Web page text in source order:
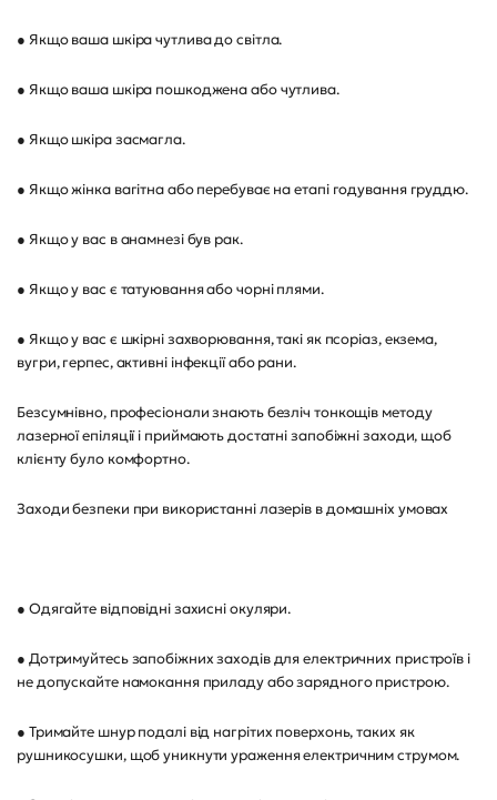
● Якщо ваша шкіра чутлива до світла.
● Якщо ваша шкіра пошкоджена або чутлива.
● Якщо шкіра засмагла.
● Якщо жінка вагітна або перебуває на етапі годування груддю.
● Якщо у вас в анамнезі був рак.
● Якщо у вас є татуювання або чорні плями.
● Якщо у вас є шкірні захворювання, такі як псоріаз, екзема,
вугри, герпес, активні інфекції або рани.
Безсумнівно, професіонали знають безліч тонкощів методу
лазерної епіляції і приймають достатні запобіжні заходи, щоб
клієнту було комфортно.
Заходи безпеки при використанні лазерів в домашніх умовах
● Одягайте відповідні захисні окуляри.
● Дотримуйтесь запобіжних заходів для електричних пристроїв і
не допускайте намокання приладу або зарядного пристрою.
● Тримайте шнур подалі від нагрітих поверхонь, таких як
рушникосушки, щоб уникнути ураження електричним струмом.